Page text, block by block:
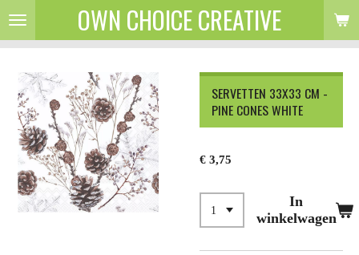
Ga
hoofdinhoud
OWN CHOICE CREATIVE
SERVETTEN 33X33 CM -
PINE CONES WHITE
€ 3,75
In
winkelwagen